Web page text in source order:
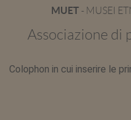
MUET - MUSEI
Associazione di
Colophon in cui inserire le